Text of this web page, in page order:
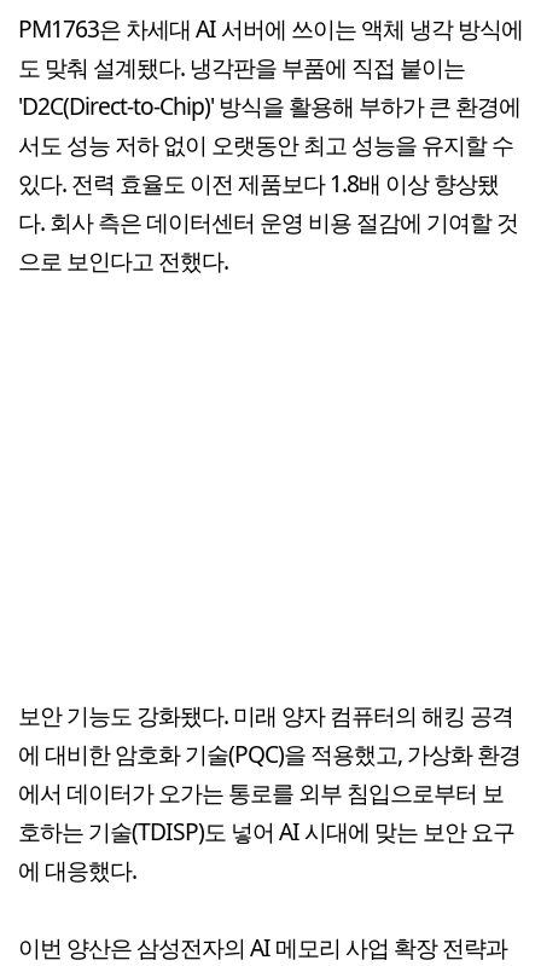
PM1763은 차세대 AI 서버에 쓰이는 액체 냉각 방식에
도 맞춰 설계됐다. 냉각판을 부품에 직접 붙이는
'D2C(Direct-to-Chip)' 방식을 활용해 부하가 큰 환경에
서도 성능 저하 없이 오랫동안 최고 성능을 유지할 수
있다. 전력 효율도 이전 제품보다 1.8배 이상 향상됐
다. 회사 측은 데이터센터 운영 비용 절감에 기여할 것
으로 보인다고 전했다.
보안 기능도 강화됐다. 미래 양자 컴퓨터의 해킹 공격
에 대비한 암호화 기술(PQC)을 적용했고, 가상화 환경
에서 데이터가 오가는 통로를 외부 침입으로부터 보
호하는 기술(TDISP)도 넣어 AI 시대에 맞는 보안 요구
에 대응했다.
이번 양산은 삼성전자의 AI 메모리 사업 확장 전략과